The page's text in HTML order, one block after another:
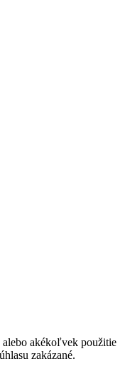
akékoľvek použitie
zakázané.